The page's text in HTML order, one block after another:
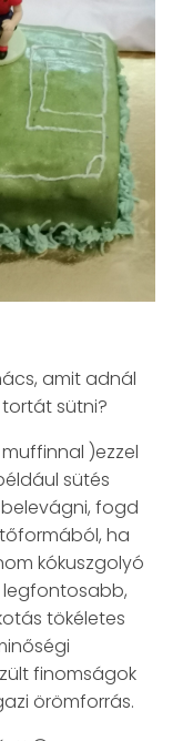
amit adnál
tortát sütni?
)ezzel
sütés
belevágni, fogd
ha
kókuszgolyó
legfontosabb,
tökéletes
finomságok
örömforrás.